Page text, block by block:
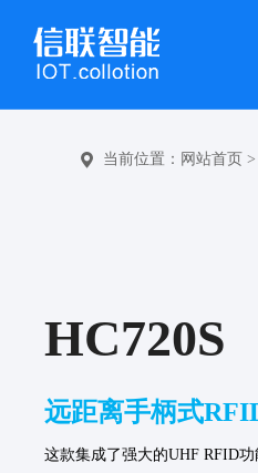
当前位置： 网站首页
HC720S
远距离手柄式
这款集成了强大的UHF RFID